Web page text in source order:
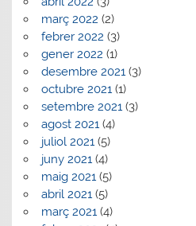
març 2022 (2)
febrer 2022 (3)
gener 2022 (1)
desembre 2021(3)
octubre 2021(1)
setembre 2021(3)
agost 2021(4)
juliol 2021(5)
juny 2021(4)
maig 2021(5)
abril 2021(5)
març 2021(4)